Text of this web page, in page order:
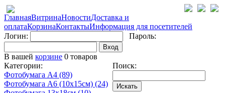
ГлавнаяВитринаНовостиДоставка и
оплатаКорзинаКонтактыИнформация для посетителей
Логин:
Пароль:
Вход
В вашей корзине 0 товаров
Категории:
Фотобумага A4 (89)
Фотобумага A6 (10х15см) (24)
Поиск: